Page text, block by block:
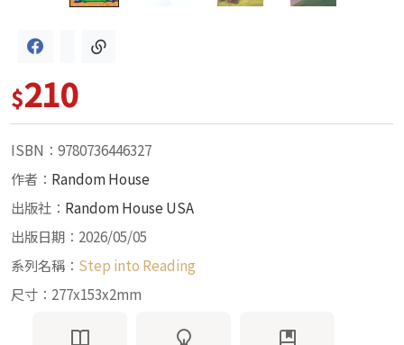
$210
ISBN：9780736446327
作者： Random House
出版社： Random House USA
出版日期：2026/05/05
系列名稱： Step into Reading
尺寸：277x153x2mm